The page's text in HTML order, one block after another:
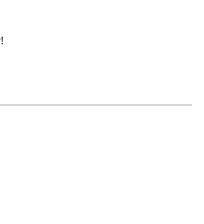
تابعونا على الانستجرام!